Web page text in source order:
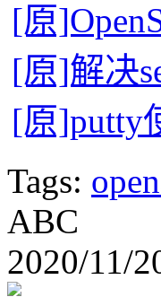
[原
[原]解决
[原]putty
Tags:
ABC
2020/11/